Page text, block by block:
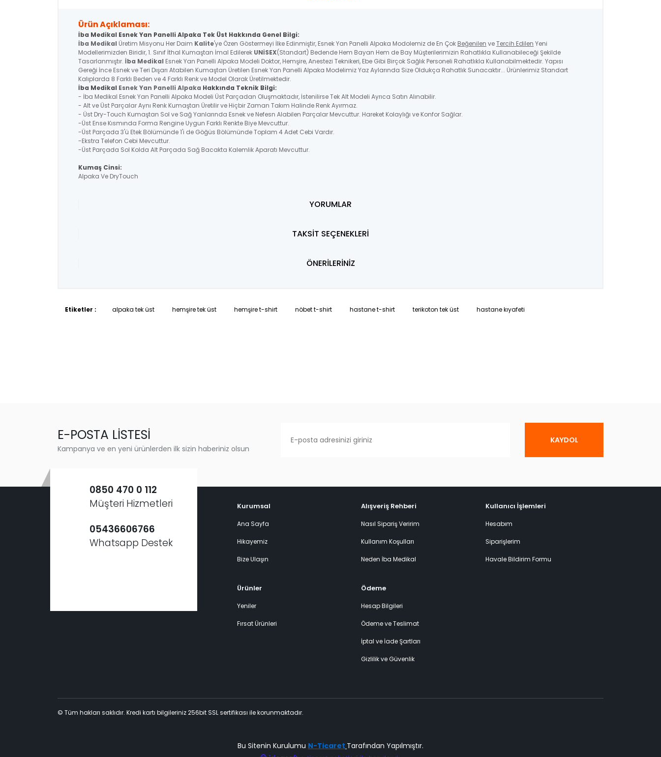
Ürün Açıklaması:
İba Medikal Esnek Yan Panelli Alpaka Tek Üst Hakkında Genel Bilgi:
İba Medikal Üretim Misyonu Her Daim Kalite'ye Özen Göstermeyi İlke Edinmiştir, Esnek Yan Panelli Alpaka Modolemiz de En Çok Beğenilen veTercih Edilen Yeni
Modellerimizden Biridir, 1. Sınıf İthal Kumaştan İmal Edilerek UNİSEX(Standart) Bedende Hem Bayan Hem de Bay Müşterilerimizin Rahatlıkla Kullanabileceği Şekilde
Tasarlanmıştır. İba Medikal Esnek Yan Panelli Alpaka Modeli Doktor, Hemşire, Anestezi Teknikeri, Ebe Gibi Birçok Sağlık Personeli Rahatlıkla Kullanabilmektedir. Yapısı
Gereği İnce Esnek ve Teri Dışarı Atabilen Kumaştan Üretilen Esnek Yan Panelli Alpaka Modelimiz Yaz Aylarında Size Oldukça Rahatlık Sunacaktır... Ürünlerimiz Standart
Kalıplarda 8 Farklı Beden ve 4 Farklı Renk ve Model Olarak Üretilmektedir.
İba Medikal Esnek Yan Panelli Alpaka Hakkında Teknik Bilgi:
- İba Medikal Esnek Yan Panelli Alpaka Modeli Üst Parçadan Oluşmaktadır, İstenilirse Tek Alt Modeli Ayrıca Satın Alınabilir.
- Alt ve Üst Parçalar Aynı Renk Kumaştan Üretilir ve Hiçbir Zaman Takım Halinde Renk Ayırmaz.
- Üst Dry-Touch Kumaştan Sol ve Sağ Yanlarında Esnek ve Nefesn Alabilen Parçalar Mevcuttur. Hareket Kolaylığı ve Konfor Sağlar.
-Üst Ense Kısmında Forma Rengine Uygun Farklı Renkte Biye Mevcuttur.
-Üst Parçada 3'ü Etek Bölümünde 1'i de Göğüs Bölümünde Toplam 4 Adet Cebi Vardır.
-Ekstra Telefon Cebi Mevcuttur.
-Üst Parçada Sol Kolda Alt Parçada Sağ Bacakta Kalemlik Aparatı Mevcuttur.
Kumaş Cinsi:
Alpaka Ve DryTouch
YORUMLAR
TAKSİT SEÇENEKLERİ
ÖNERİLERİNİZ
Etiketler : alpaka tek üst hemşire tek üst hemşire t-shirt nöbet t-shirt hastane t-shirt terikoton tek üst hastane kıyafeti
E-POSTA LİSTESİ
Kampanya ve en yeni ürünlerden ilk sizin haberiniz olsun
KAYDOL
0850 470 0 112
Müşteri Hizmetleri
05436606766
Whatsapp Destek
Kurumsal
Ana Sayfa
Hikayemiz
Bize Ulaşın
Alışveriş Rehberi
Nasıl Sipariş Veririm
Kullanım Koşulları
Neden İba Medikal
Ürünler
Yeniler
Fırsat Ürünleri
Ödeme
Hesap Bilgileri
Ödeme ve Teslimat
İptal ve İade Şartları
Gizlilik ve Güvenlik
Kullanıcı İşlemleri
Hesabım
Siparişlerim
Havale Bildirim Formu
© Tüm hakları saklıdır. Kredi kartı bilgileriniz 256bit SSL sertifikası ile korunmaktadır.
Bu Sitenin Kurulumu N-Ticaret Tarafından Yapılmıştır.